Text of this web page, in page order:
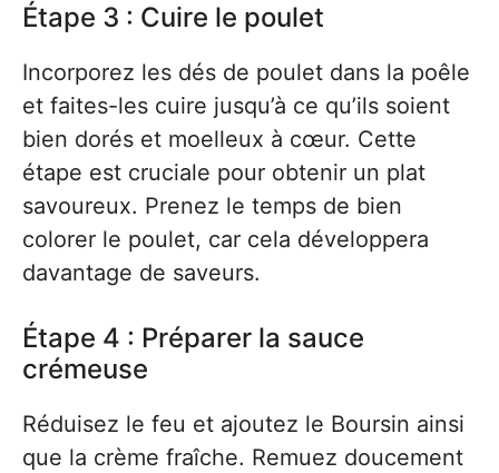
Étape 3 : Cuire le poulet
Incorporez les dés de poulet dans la poêle
et faites-les cuire jusqu’à ce qu’ils soient
bien dorés et moelleux à cœur. Cette
étape est cruciale pour obtenir un plat
savoureux. Prenez le temps de bien
colorer le poulet, car cela développera
davantage de saveurs.
Étape 4 : Préparer la sauce
crémeuse
Réduisez le feu et ajoutez le Boursin ainsi
que la crème fraîche. Remuez doucement